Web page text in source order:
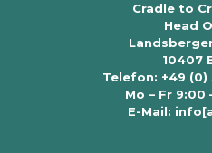
Cradle to
Head
10407
Telefon: +49
Mo – Fr 9:00
E-Mail: